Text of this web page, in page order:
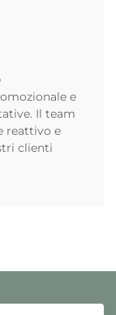
e
Il team
reattivo e
clienti